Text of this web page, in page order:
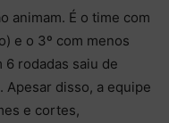
animam. É o time com
e o 3º com menos
6 rodadas saiu de
Apesar disso, a equipe
e cortes,